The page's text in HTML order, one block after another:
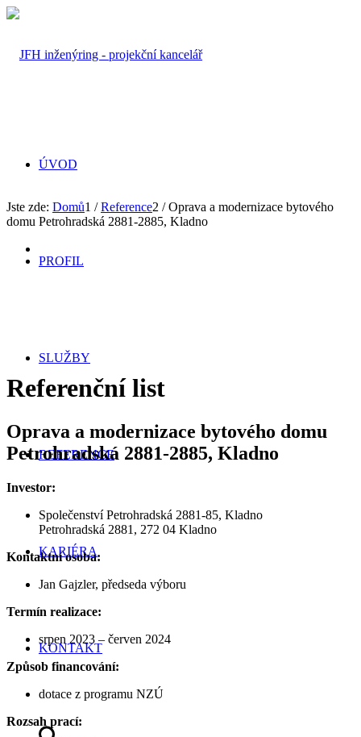
ÚVOD
PROFIL
SLUŽBY
REFERENCE
KARIÉRA
KONTAKT
Jste zde: Domů1 / Reference2 / Oprava a modernizace bytového
domu Petrohradská 2881-2885, Kladno
Referenční list
Oprava a modernizace bytového domu
Petrohradská 2881-2885, Kladno
Investor:
Společenství Petrohradská 2881-85, Kladno
Petrohradská 2881, 272 04 Kladno
Kontaktní osoba:
Jan Gajzler, předseda výboru
Termín realizace:
srpen 2023 – červen 2024
Způsob financování:
dotace z programu NZÚ
Rozsah prací: